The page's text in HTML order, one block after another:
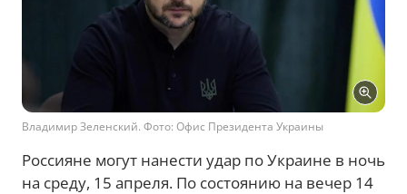
Владимир Зеленский. Фото: Офис Президента Украины
Россияне могут нанести удар по Украине в ночь
на среду, 15 апреля. По состоянию на вечер 14